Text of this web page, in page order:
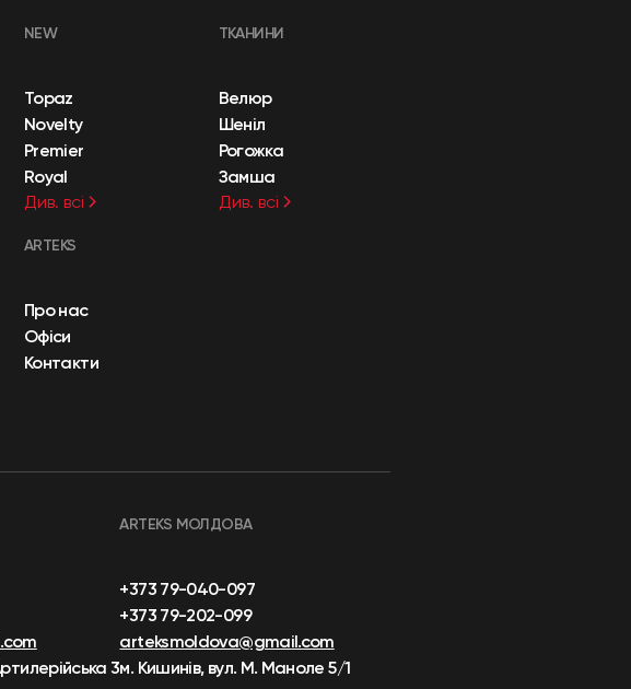
NEW
Topaz
Novelty
Premier
Royal
Див. всі
ТКАНИНИ
Велюр
Шеніл
Рогожка
Замша
Див. всі
ARTEKS
Про нас
Офіси
Контакти
3
ARTEKS МОЛДОВА
+373 79-040-097
+373 79-202-099
arteksmoldova@gmail.com
м. Кишинів, вул. М. Маноле 5/1